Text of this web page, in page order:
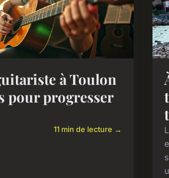
à Toulon
pour progresser
11 min de lecture →